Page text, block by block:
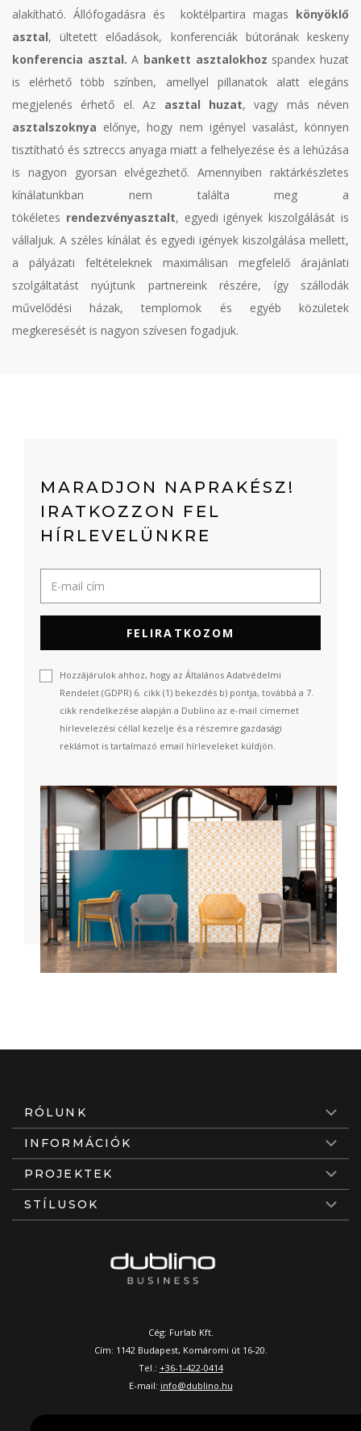
alakítható. Állófogadásra és koktélpartira magas könyöklő
asztal, ültetett előadások, konferenciák bútorának keskeny
konferencia asztal. A bankett asztalokhoz spandex huzat
is elérhető több színben, amellyel pillanatok alatt elegáns
megjelenés érhető el. Az asztal huzat, vagy más néven
asztalszoknya előnye, hogy nem igényel vasalást, könnyen
tisztítható és sztreccs anyaga miatt a felhelyezése és a lehúzása
is nagyon gyorsan elvégezhető. Amennyiben raktárkészletes
kínálatunkban nem találta meg a
tökéletes rendezvényasztalt, egyedi igények kiszolgálását is
vállaljuk. A széles kínálat és egyedi igények kiszolgálása mellett,
a pályázati feltételeknek maximálisan megfelelő árajánlati
szolgáltatást nyújtunk partnereink részére, így szállodák
művelődési házak, templomok és egyéb közületek
megkeresését is nagyon szívesen fogadjuk.
MARADJON NAPRAKÉSZ!
IRATKOZZON FEL
HÍRLEVELÜNKRE
FELIRATKOZOM
Hozzájárulok ahhoz, hogy az Általános Adatvédelmi
Rendelet (GDPR) 6. cikk (1) bekezdés b) pontja, továbbá a 7.
cikk rendelkezése alapján a Dublino az e-mail címemet
hírlevelezési céllal kezelje és a részemre gazdasági
reklámot is tartalmazó email hírleveleket küldjön.
RÓLUNK
INFORMÁCIÓK
PROJEKTEK
STÍLUSOK
Cég: Furlab Kft.
Cím: 1142 Budapest, Komáromi út 16-20.
Tel.: +36-1-422-0414
E-mail: info@dublino.hu